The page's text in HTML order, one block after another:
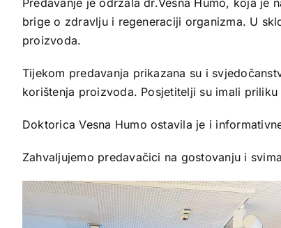
Predavanje je održala dr.Vesna Humo, koja
brige o zdravlju i regeneraciji organizma. U
proizvoda.
Tijekom predavanja prikazana su i
korištenja proizvoda. Posjetitelji su imali
Doktorica Vesna Humo ostavila je i
Zahvaljujemo predavačici na gostovanju i